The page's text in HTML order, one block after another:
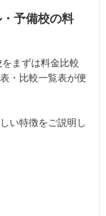
予備校の料
まずは料金比較
・比較一覧表が便
い特徴をご説明し